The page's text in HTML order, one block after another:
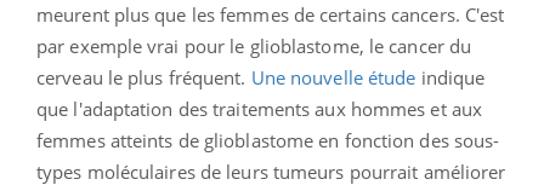
meurent plus que les femmes de certains cancers. C'est
par exemple vrai pour le glioblastome, le cancer du
cerveau le plus fréquent. Une nouvelle étude indique
que l'adaptation des traitements aux hommes et aux
femmes atteints de glioblastome en fonction des sous-
types moléculaires de leurs tumeurs pourrait améliorer